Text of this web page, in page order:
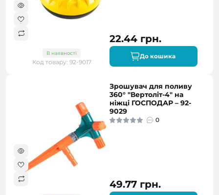
В наявності
Код товару: 92-9017
22.44 грн.
До кошика
Зрошувач для поливу
360° "Вертоліт-4" на
ніжці ГОСПОДАР – 92-
9029
0
49.77 грн.